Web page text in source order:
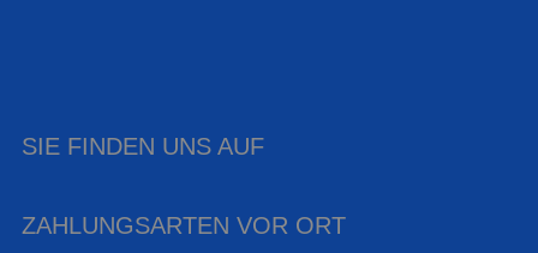
SIE FINDEN UNS AUF
ZAHLUNGSARTEN VOR ORT